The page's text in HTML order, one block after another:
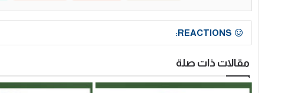
REACTIONS:
مقالات ذات صلة